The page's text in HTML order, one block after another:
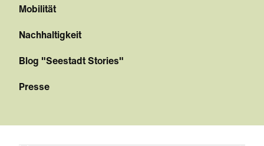
Mobilität
Nachhaltigkeit
Blog "Seestadt Stories"
Presse